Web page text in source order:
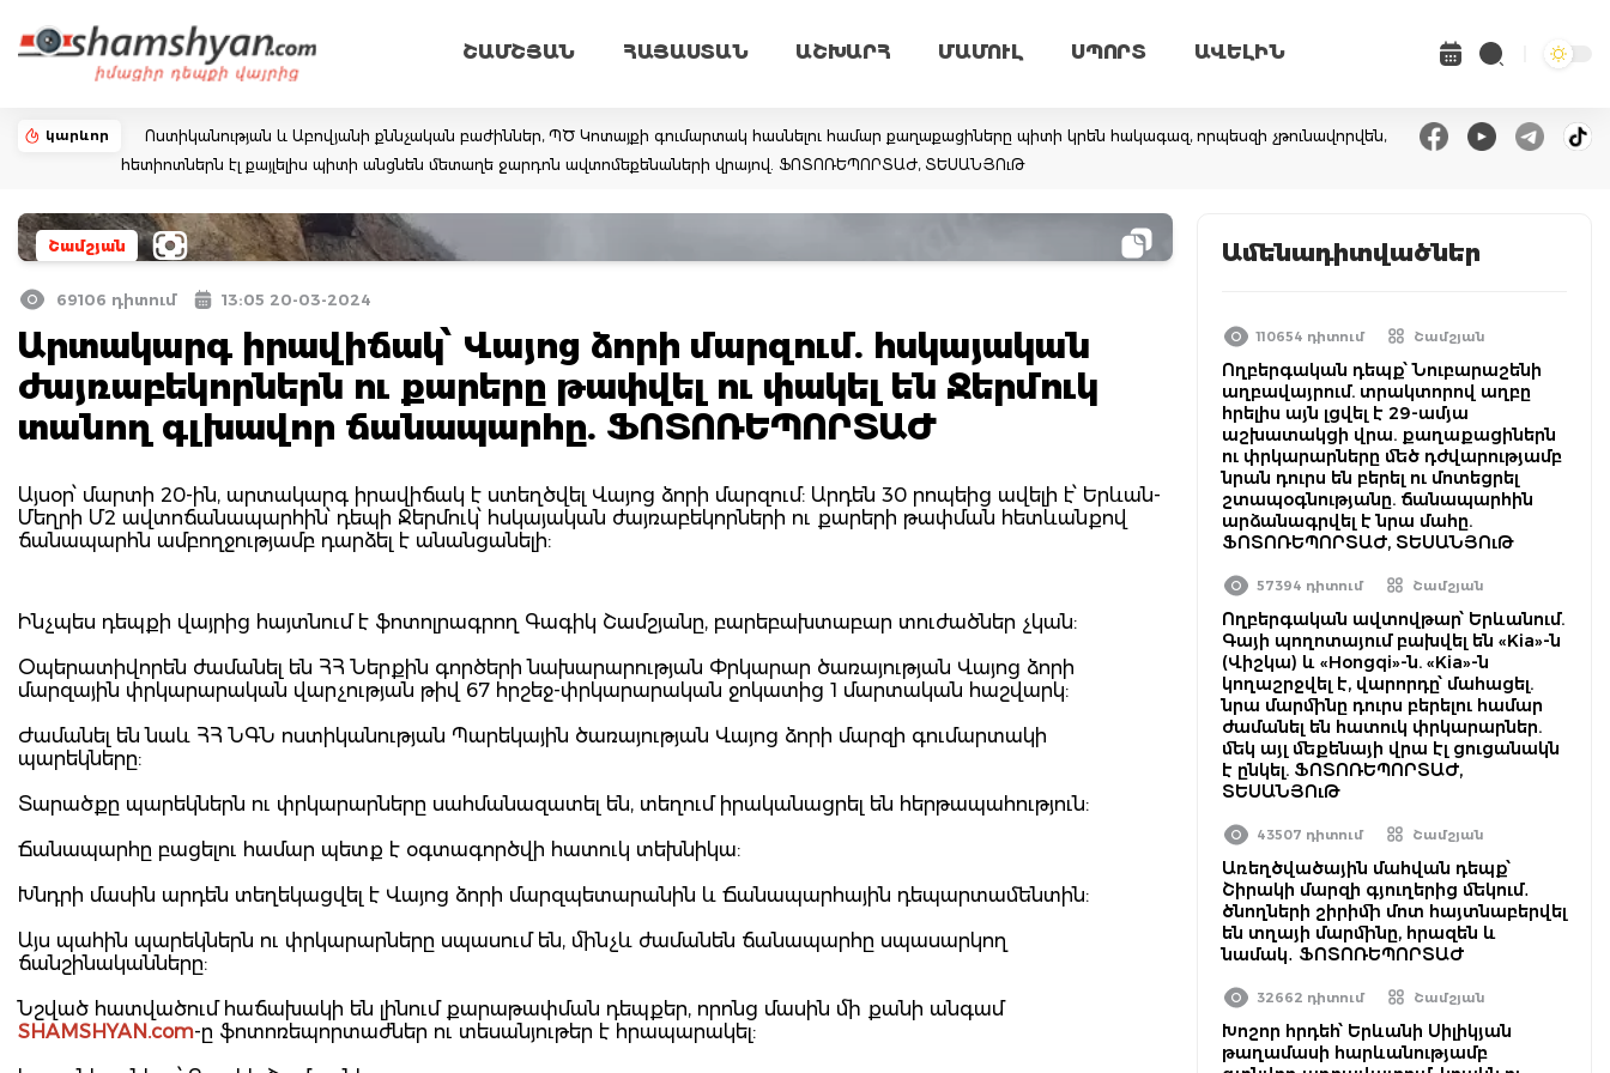
ՇԱՄՇՅԱՆ ՀԱՅԱՍՏԱՆ ԱՇԽԱՐՀ ՄԱՄՈՒԼ ՍՊՈՐՏ ԱՎԵԼԻՆ
կարևոր
Ոստիկանության և Աբովյանի քննչական բաժիններ, ՊԾ Կոտայքի գումարտակ հասնելու համար քաղաքացիները պիտի կրեն հակագազ, որպեսզի չթունավորվեն,
հետիոտներն էլ քայլելիս պիտի անցնեն մետաղե ջարդոն ավտոմեքենաների վրայով. ՖՈՏՈՌԵՊՈՐՏԱԺ, ՏԵՍԱՆՅՈւԹ
Շամշյան
69106 դիտում 13:05 20-03-2024
Արտակարգ իրավիճակ՝ Վայոց ձորի մարզում. հսկայական
ժայռաբեկորներն ու քարերը թափվել ու փակել են Ջերմուկ
տանող գլխավոր ճանապարհը. ՖՈՏՈՌԵՊՈՐՏԱԺ
Այսօր՝ մարտի 20-ին, արտակարգ իրավիճակ է ստեղծվել Վայոց ձորի մարզում: Արդեն 30 րոպեից ավելի է՝ Երևան-
Մեղրի Մ2 ավտոճանապարհին՝ դեպի Ջերմուկ՝ հսկայական ժայռաբեկորների ու քարերի թափման հետևանքով
ճանապարհն ամբողջությամբ դարձել է անանցանելի:
Ինչպես դեպքի վայրից հայտնում է ֆոտոլրագրող Գագիկ Շամշյանը, բարեբախտաբար տուժածներ չկան:
Օպերատիվորեն ժամանել են ՀՀ Ներքին գործերի նախարարության Փրկարար ծառայության Վայոց ձորի
մարզային փրկարարական վարչության թիվ 67 հրշեջ-փրկարարական ջոկատից 1 մարտական հաշվարկ:
Ժամանել են նաև ՀՀ ՆԳՆ ոստիկանության Պարեկային ծառայության Վայոց ձորի մարզի գումարտակի
պարեկները:
Տարածքը պարեկներն ու փրկարարները սահմանազատել են, տեղում իրականացրել են հերթապահություն:
Ճանապարհը բացելու համար պետք է օգտագործվի հատուկ տեխնիկա:
Խնդրի մասին արդեն տեղեկացվել է Վայոց ձորի մարզպետարանին և Ճանապարհային դեպարտամենտին:
Այս պահին պարեկներն ու փրկարարները սպասում են, մինչև ժամանեն ճանապարհը սպասարկող
ճանշինականները:
Նշված հատվածում հաճախակի են լինում քարաթափման դեպքեր, որոնց մասին մի քանի անգամ
SHAMSHYAN.com-ը ֆոտոռեպորտաժներ ու տեսանյութեր է հրապարակել:
Ամենադիտվածներ
110654 դիտում Շամշյան
Ողբերգական դեպք՝ Նուբարաշենի
աղբավայրում. տրակտորով աղբը
հրելիս այն լցվել է 29-ամյա
աշխատակցի վրա. քաղաքացիներն
ու փրկարարները մեծ դժվարությամբ
նրան դուրս են բերել ու մոտեցրել
շտապօգնությանը. ճանապարհին
արձանագրվել է նրա մահը.
ՖՈՏՈՌԵՊՈՐՏԱԺ, ՏԵՍԱՆՅՈւԹ
57394 դիտում Շամշյան
Ողբերգական ավտովթար՝ Երևանում.
Գայի պողոտայում բախվել են «Kia»-ն
(Վիշկա) և «Hongqi»-ն. «Kia»-ն
կողաշրջվել է, վարորդը՝ մահացել.
նրա մարմինը դուրս բերելու համար
ժամանել են հատուկ փրկարարներ.
մեկ այլ մեքենայի վրա էլ ցուցանակն
է ընկել. ՖՈՏՈՌԵՊՈՐՏԱԺ,
ՏԵՍԱՆՅՈւԹ
43507 դիտում Շամշյան
Առեղծվածային մահվան դեպք՝
Շիրակի մարզի գյուղերից մեկում․
ծնողների շիրիմի մոտ հայտնաբերվել
են տղայի մարմինը, հրազեն և
նամակ․ ՖՈՏՈՌԵՊՈՐՏԱԺ
32662 դիտում Շամշյան
Խոշոր հրդեհ՝ Երևանի Սիլիկյան
թաղամասի հարևանությամբ